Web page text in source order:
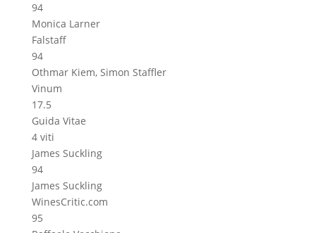
94
Monica Larner
Falstaff
94
Othmar Kiem, Simon Staffler
Vinum
17.5
Guida Vitae
4 viti
James Suckling
94
James Suckling
WinesCritic.com
95